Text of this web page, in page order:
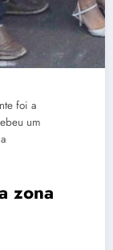
foi a
um
zona